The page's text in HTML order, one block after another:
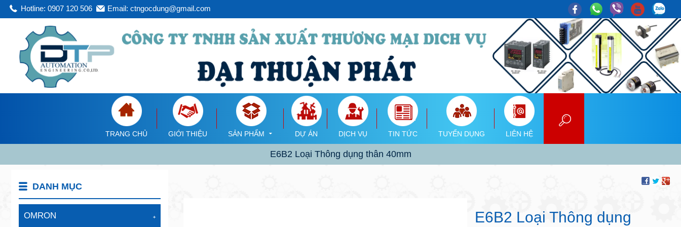
Hotline: 0907 120 506 Email: ctngocdung@gmail.com
TRANG CHỦ GIỚI THIỆU SẢN PHẨM DỰ ÁN DỊCH VỤ TIN TỨC TUYỂN DỤNG LIÊN HỆ
E6B2 Loại Thông dụng thân 40mm
E6B2 Loại Thông dụng
DANH MỤC
OMRON